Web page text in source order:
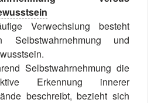
Verwechslung besteht
Selbstwahrnehmung und
Selbstwahrnehmung die
Erkennung innerer
beschreibt, bezieht sich